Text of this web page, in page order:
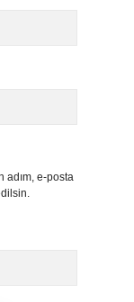
adım, e-posta